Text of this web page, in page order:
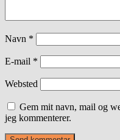
Navn *
E-mail *
Websted
Gem mit navn, mail og
jeg kommenterer.